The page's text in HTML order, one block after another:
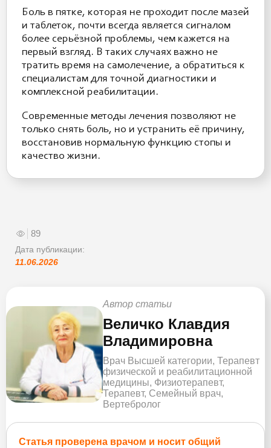
Боль в пятке, которая не проходит после мазей
и таблеток, почти всегда является сигналом
более серьёзной проблемы, чем кажется на
первый взгляд. В таких случаях важно не
тратить время на самолечение, а обратиться к
специалистам для точной диагностики и
комплексной реабилитации.
Современные методы лечения позволяют не
только снять боль, но и устранить её причину,
восстановив нормальную функцию стопы и
качество жизни.
89
Дата публикации:
11.06.2026
Автор статьи
Величко Клавдия
Владимировна
Врач Высшей категории, Терапевт
физической и реабилитационной
медицины, Физиотерапевт,
Терапевт, Семейный врач,
Вертебролог
Статья проверена врачом и носит общий